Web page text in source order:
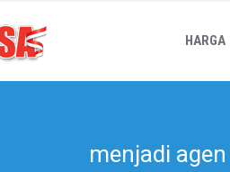
HARGA
menjadi